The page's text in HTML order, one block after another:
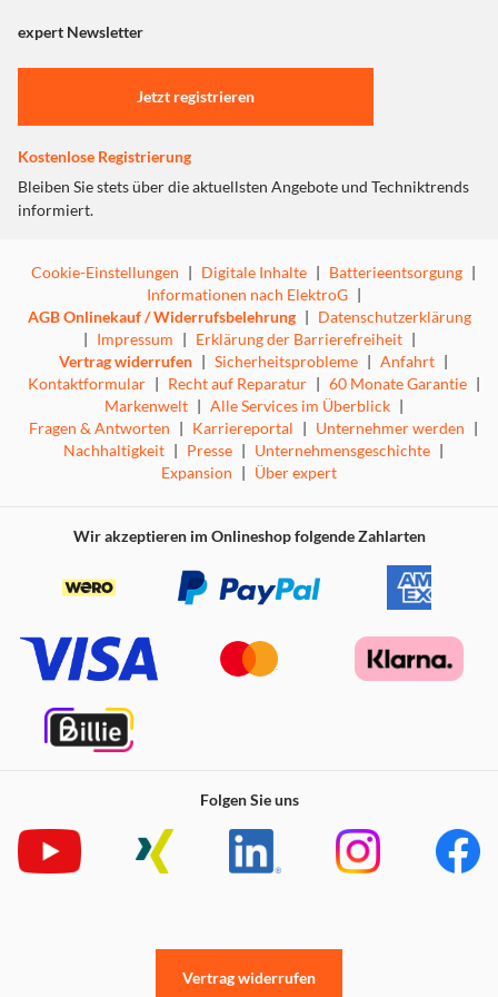
Klare Rückseite, farblich angepasster
Stoßfänger
durchsichtigen Rückseite, während die Seiten farblich
passende Optionen für einen koordinierten, stilvollen
Look bieten.
2m Aufprallschutz mit MagSafe-Komfort
"Marketing".
Einstellungen anpassen
expert Newsletter
Jetzt registrieren
Kostenlose Registrierung
Bleiben Sie stets über die aktuellsten Angebote und Techniktrends
informiert.
Cookie-Einstellungen | Digitale Inhalte | Batterieentsorgung |
Informationen nach ElektroG |
AGB Onlinekauf / Widerrufsbelehrung | Datenschutzerklärung
| Impressum | Erklärung der Barrierefreiheit |
Vertrag widerrufen | Sicherheitsprobleme | Anfahrt |
Kontaktformular | Recht auf Reparatur | 60 Monate Garantie |
Markenwelt | Alle Services im Überblick |
Fragen & Antworten | Karriereportal | Unternehmer werden |
Nachhaltigkeit | Presse | Unternehmensgeschichte |
Expansion | Über expert
Wir akzeptieren im Onlineshop folgende Zahlarten
Folgen Sie uns
Vertrag widerrufen